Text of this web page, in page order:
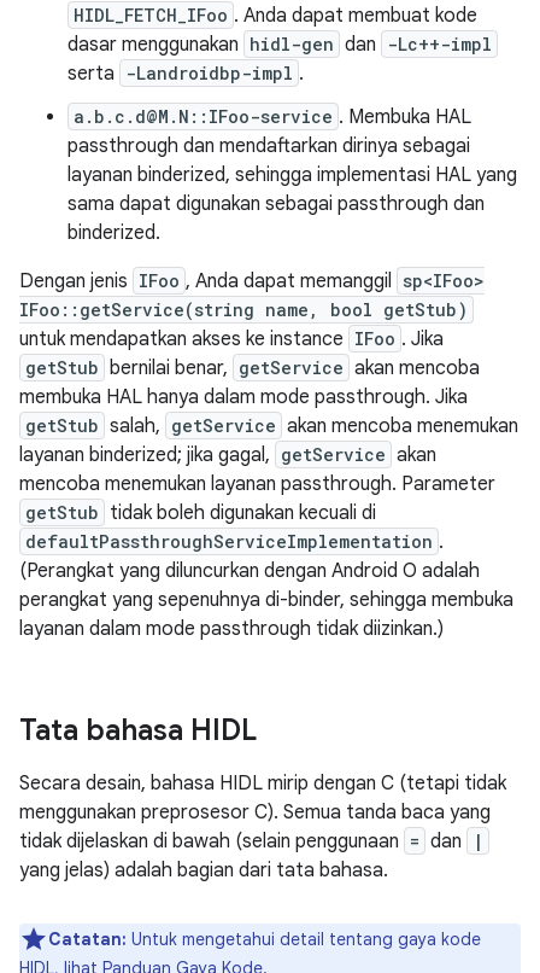
HIDL_FETCH_IFoo . Anda dapat membuat kode
dasar menggunakan hidl-gen dan -Lc++-impl
serta -Landroidbp-impl .
a.b.c.d@M.N::IFoo-service . Membuka HAL
passthrough dan mendaftarkan dirinya sebagai
layanan binderized, sehingga implementasi HAL yang
sama dapat digunakan sebagai passthrough dan
binderized.
Dengan jenis IFoo , Anda dapat memanggil sp<IFoo>
IFoo::getService(string name, bool getStub)
untuk mendapatkan akses ke instance IFoo . Jika
getStub bernilai benar, getService akan mencoba
membuka HAL hanya dalam mode passthrough. Jika
getStub salah, getService akan mencoba menemukan
layanan binderized; jika gagal, getService akan
mencoba menemukan layanan passthrough. Parameter
getStub tidak boleh digunakan kecuali di
defaultPassthroughServiceImplementation .
(Perangkat yang diluncurkan dengan Android O adalah
perangkat yang sepenuhnya di-binder, sehingga membuka
layanan dalam mode passthrough tidak diizinkan.)
Tata bahasa HIDL
Secara desain, bahasa HIDL mirip dengan C (tetapi tidak
menggunakan preprosesor C). Semua tanda baca yang
tidak dijelaskan di bawah (selain penggunaan = dan |
yang jelas) adalah bagian dari tata bahasa.
Catatan: Untuk mengetahui detail tentang gaya kode
HIDL, lihat Panduan Gaya Kode.